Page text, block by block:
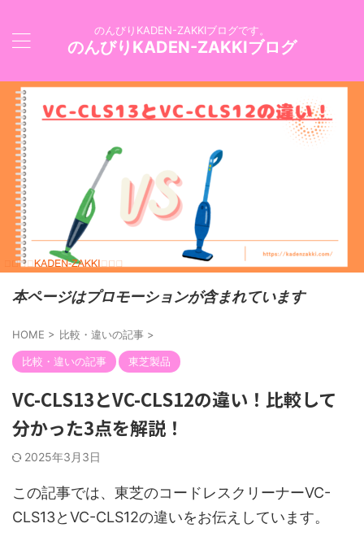
のんびりKADEN-ZAKKIブログです。
のんびりKADEN-ZAKKIブログ
本ページはプロモーションが含まれています
HOME > 比較・違いの記事 >
比較・違いの記事 東芝製品
VC-CLS13とVC-CLS12の違い！比較して
分かった3点を解説！
2025年3月3日
この記事では、東芝のコードレスクリーナーVC-
CLS13とVC-CLS12の違いをお伝えしています。